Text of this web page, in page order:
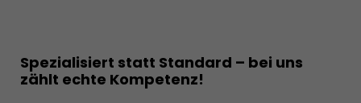
Spezialisiert statt Standard – bei uns
zählt echte Kompetenz!